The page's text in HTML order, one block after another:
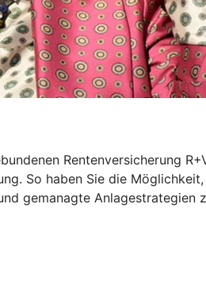
Rentenversicherung
So haben Sie die
gemanagte